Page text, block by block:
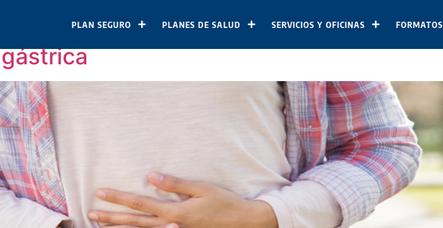
PLAN SEGURO PLANES DE SALUD SERVICIOS Y OFICINAS FORMATOS
2021